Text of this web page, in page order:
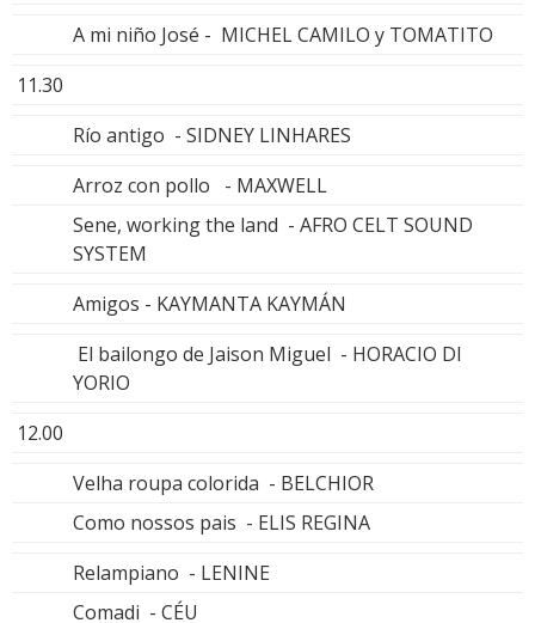
A mi niño José - MICHEL CAMILO y TOMATITO
11.30
Río antigo - SIDNEY LINHARES
Arroz con pollo - MAXWELL
Sene, working the land - AFRO CELT SOUND
SYSTEM
Amigos - KAYMANTA KAYMÁN
El bailongo de Jaison Miguel - HORACIO DI
YORIO
12.00
Velha roupa colorida - BELCHIOR
Como nossos pais - ELIS REGINA
Relampiano - LENINE
Comadi - CÉU